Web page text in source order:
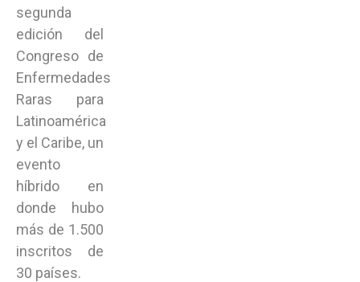
segunda
edición del
Congreso de
Enfermedades
Raras para
Latinoamérica
y el Caribe, un
evento
híbrido en
donde hubo
más de 1.500
inscritos de
30 países.